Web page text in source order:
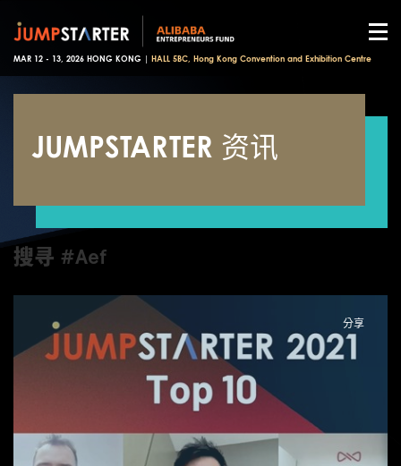
MAR 12 - 13, 2026 HONG KONG | HALL 5BC, Hong Kong Convention and Exhibition Centre
JUMPSTARTER 资讯
搜寻 #Aef
分享